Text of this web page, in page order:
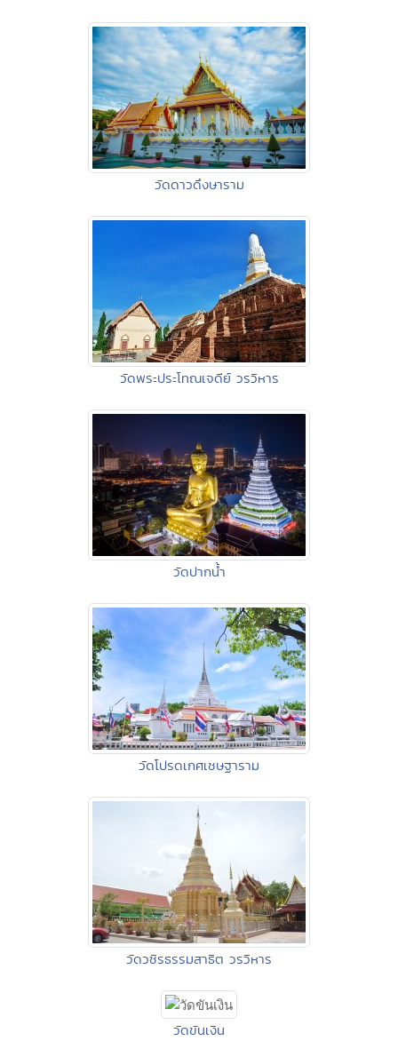
วัดดาวดึงษาราม
วัดพระประโทณเจดีย์ วรวิหาร
วัดปากน้ำ
วัดโปรดเกศเชษฐาราม
วัดวชิรธรรมสาธิต วรวิหาร
วัดขันเงิน